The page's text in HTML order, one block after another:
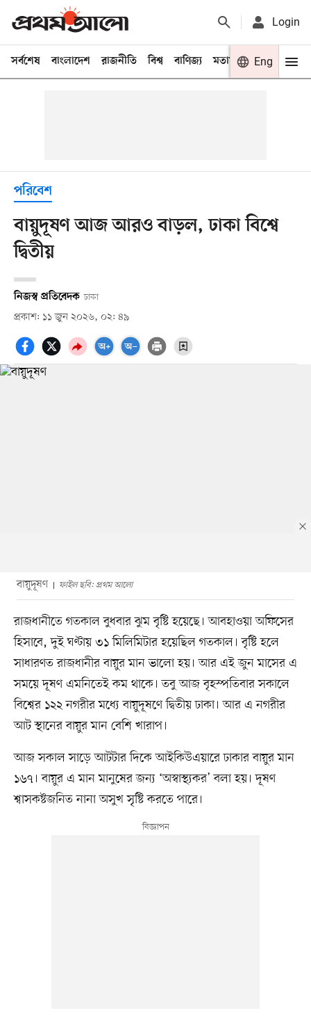
Login
সর্বশেষ বাংলাদেশ রাজনীতি বিশ্ব বাণিজ্য মতামত খেলা
Eng
পরিবেশ
বায়ুদূষণ আজ আরও বাড়ল, ঢাকা বিশ্বে
দ্বিতীয়
নিজস্ব প্রতিবেদক ঢাকা
প্রকাশ: ১১ জুন ২০২৬, ০২: ৪৯
বায়ুদূষণ ফাইল ছবি: প্রথম আলো
রাজধানীতে গতকাল বুধবার ঝুম বৃষ্টি হয়েছে। আবহাওয়া অফিসের
হিসাবে, দুই ঘণ্টায় ৩১ মিলিমিটার হয়েছিল গতকাল। বৃষ্টি হলে
সাধারণত রাজধানীর বায়ুর মান ভালো হয়। আর এই জুন মাসের এ
সময়ে দূষণ এমনিতেই কম থাকে। তবু আজ বৃহস্পতিবার সকালে
বিশ্বের ১২২ নগরীর মধ্যে বায়ুদূষণে দ্বিতীয় ঢাকা। আর এ নগরীর
আট স্থানের বায়ুর মান বেশি খারাপ।
আজ সকাল সাড়ে আটটার দিকে আইকিউএয়ারে ঢাকার বায়ুর মান
১৬৭। বায়ুর এ মান মানুষের জন্য ‘অস্বাস্থ্যকর’ বলা হয়। দূষণ
শ্বাসকষ্টজনিত নানা অসুখ সৃষ্টি করতে পারে।